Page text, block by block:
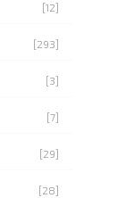
[12]
[293]
[3]
[7]
[29]
[28]